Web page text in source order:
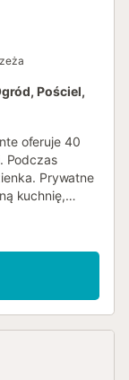
Pościel,
oferuje 40
Podczas
Prywatne
kuchnię,
Z
naszego
nas jako
wymienionym
aby